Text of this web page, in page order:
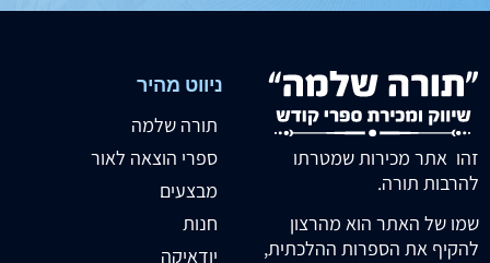
זהו אתר מכירות שמטרתו
להרבות תורה.
שמו של האתר הוא מהרצון
להקיף את הספרות ההלכתית,
ניווט מהיר
תורה שלמה
ספרי הוצאה לאור
מבצעים
חנות
יודאיקה